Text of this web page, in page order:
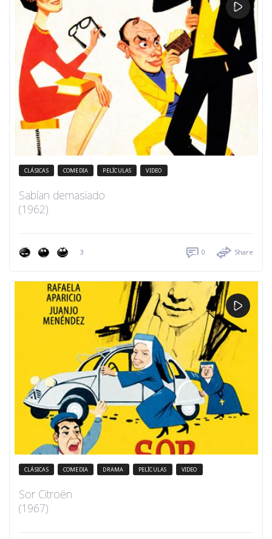
CLÁSICAS COMEDIA PELÍCULAS VIDEO
Sabían demasiado
(1962)
3 0 Share
CLÁSICAS COMEDIA DRAMA PELÍCULAS VIDEO
Sor Citroën
(1967)